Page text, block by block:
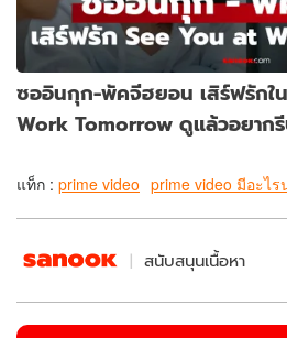
ซออินกุก-พัคจีฮยอน เสิร์ฟรัก
Work Tomorrow ดูแล้วอยากรี
แท็ก : prime video prime video มีอะไร
สนับสนุนเนื้อหา